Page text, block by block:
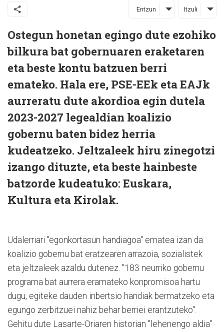
Entzun Itzuli
Ostegun honetan egingo dute ezohiko
bilkura bat gobernuaren eraketaren
eta beste kontu batzuen berri
emateko. Hala ere, PSE-EEk eta EAJk
aurreratu dute akordioa egin dutela
2023-2027 legealdian koalizio
gobernu baten bidez herria
kudeatzeko. Jeltzaleek hiru zinegotzi
izango dituzte, eta beste hainbeste
batzorde kudeatuko: Euskara,
Kultura eta Kirolak.
Udalerriari "egonkortasun handiagoa" ematea izan da
koalizio gobernu bat eratzearen arrazoia, sozialistek
eta jeltzaleek azaldu dutenez. "183 neurriko gobernu
programa bat aurrera eramateko konpromisoa hartu
dugu, egiteke dauden inbertsio handiak bermatzeko eta
egungo zerbitzuei nahiz behar berriei erantzuteko".
Gehitu dute Lasarte-Oriaren historian "lehenengo aldia"